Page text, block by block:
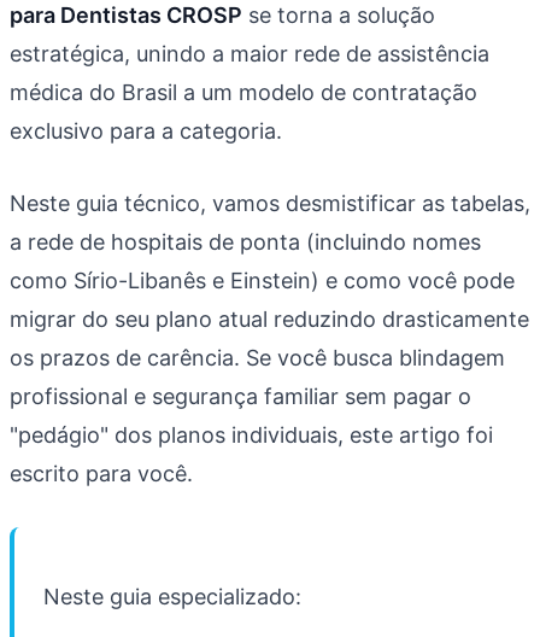
para Dentistas CROSP se torna a solução
estratégica, unindo a maior rede de assistência
médica do Brasil a um modelo de contratação
exclusivo para a categoria.
Neste guia técnico, vamos desmistificar as tabelas,
a rede de hospitais de ponta (incluindo nomes
como Sírio-Libanês e Einstein) e como você pode
migrar do seu plano atual reduzindo drasticamente
os prazos de carência. Se você busca blindagem
profissional e segurança familiar sem pagar o
"pedágio" dos planos individuais, este artigo foi
escrito para você.
Neste guia especializado: